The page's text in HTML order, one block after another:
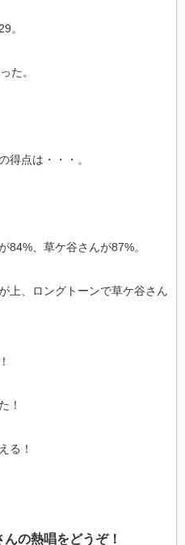
。
た。
得点は・・・。
84%、草ケ谷さんが87%。
上、ロングトーンで草ケ谷さん
！
る！
の熱唱をどうぞ！